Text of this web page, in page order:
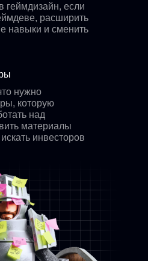
нужно
которую
над
материалы
инвесторов
геймдизайн, если
расширить
навыки и сменить